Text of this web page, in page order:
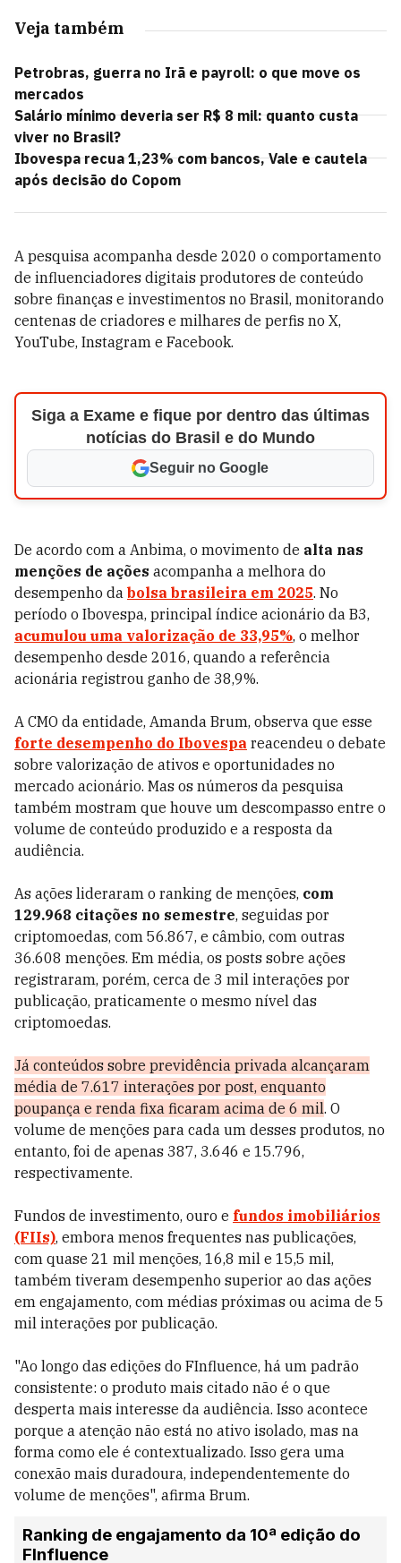
Veja também
Petrobras, guerra no Irã e payroll: o que move os
mercados
Salário mínimo deveria ser R$ 8 mil: quanto custa
viver no Brasil?
Ibovespa recua 1,23% com bancos, Vale e cautela
após decisão do Copom
A pesquisa acompanha desde 2020 o comportamento
de influenciadores digitais produtores de conteúdo
sobre finanças e investimentos no Brasil, monitorando
centenas de criadores e milhares de perfis no X,
YouTube, Instagram e Facebook.
Siga a Exame e fique por dentro das últimas
notícias do Brasil e do Mundo
Seguir no Google
De acordo com a Anbima, o movimento de alta nas
menções de ações acompanha a melhora do
desempenho da bolsa brasileira em 2025. No
período o Ibovespa, principal índice acionário da B3,
acumulou uma valorização de 33,95%, o melhor
desempenho desde 2016, quando a referência
acionária registrou ganho de 38,9%.
A CMO da entidade, Amanda Brum, observa que esse
forte desempenho do Ibovespa reacendeu o debate
sobre valorização de ativos e oportunidades no
mercado acionário. Mas os números da pesquisa
também mostram que houve um descompasso entre o
volume de conteúdo produzido e a resposta da
audiência.
As ações lideraram o ranking de menções, com
129.968 citações no semestre, seguidas por
criptomoedas, com 56.867, e câmbio, com outras
36.608 menções. Em média, os posts sobre ações
registraram, porém, cerca de 3 mil interações por
publicação, praticamente o mesmo nível das
criptomoedas.
Já conteúdos sobre previdência privada alcançaram
média de 7.617 interações por post, enquanto
poupança e renda fixa ficaram acima de 6 mil. O
volume de menções para cada um desses produtos, no
entanto, foi de apenas 387, 3.646 e 15.796,
respectivamente.
Fundos de investimento, ouro e fundos imobiliários
(FIIs), embora menos frequentes nas publicações,
com quase 21 mil menções, 16,8 mil e 15,5 mil,
também tiveram desempenho superior ao das ações
em engajamento, com médias próximas ou acima de 5
mil interações por publicação.
"Ao longo das edições do FInfluence, há um padrão
consistente: o produto mais citado não é o que
desperta mais interesse da audiência. Isso acontece
porque a atenção não está no ativo isolado, mas na
forma como ele é contextualizado. Isso gera uma
conexão mais duradoura, independentemente do
volume de menções", afirma Brum.